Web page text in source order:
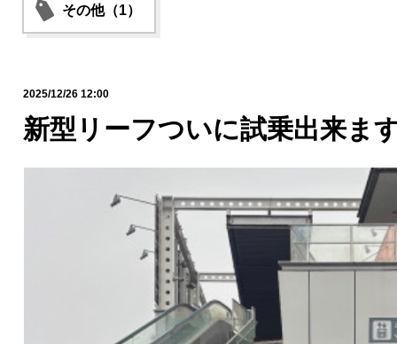
その他（1）
2025/12/26 12:00
新型リーフついに試乗出来ま